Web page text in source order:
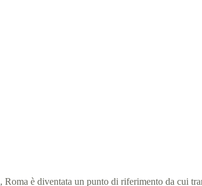
Roma è diventata un punto di riferimento da cui